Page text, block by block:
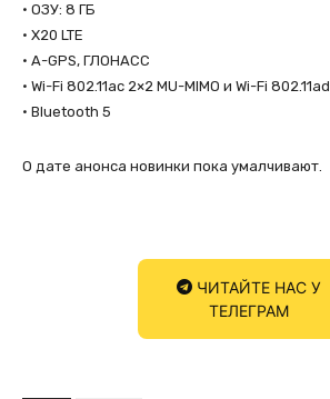
• ОЗУ: 8 ГБ
• X20 LTE
• A-GPS, ГЛОНАСС
• Wi-Fi 802.11ac 2×2 MU-MIMO и Wi-Fi 802.11ad
• Bluetooth 5
О дате анонса новинки пока умалчивают.
ЧИТАЙТЕ НАС У
ТЕЛЕГРАМ